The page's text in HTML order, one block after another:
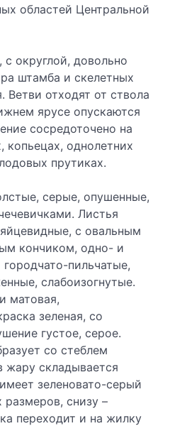
областей Центральной
, с округлой, довольно
штамба и скелетных
Ветви отходят от ствола
ярусе опускаются
сосредоточено на
копьецах, однолетних
прутиках.
серые, опушенные,
Листья
с овальным
кончиком, одно- и
пильчатые,
слабоизогнутые.
матовая,
зеленая, со
густое, серое.
со стеблем
жару складывается
зеленовато-серый
снизу –
переходит и на жилку